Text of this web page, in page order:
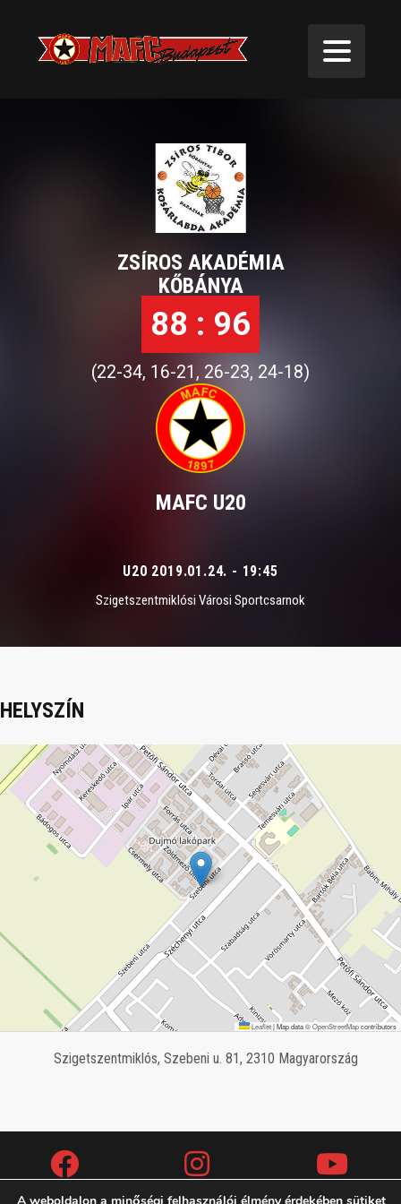
16. FORDULÓ U20
ZSÍROS AKADÉMIA
KŐBÁNYA
88 : 96
(22-34, 16-21, 26-23, 24-18)
MAFC U20
U20 2019.01.24. - 19:45
Szigetszentmiklósi Városi Sportcsarnok
HELYSZÍN
Leaflet|Map data ©OpenStreetMapcontributors
Szigetszentmiklós, Szebeni u. 81, 2310 Magyarország